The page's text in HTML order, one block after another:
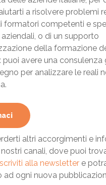
a risolvere problemi
formatori competenti e
o di un supporto
della formazione
avere una consulenza
per analizzare le reali
altri accorgimenti e
canali, dove puoi
alla newslettere
ad ogni nuova